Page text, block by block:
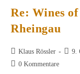
Re: Wines
Rheingau
Beitrags-
Autor:
Klaus Rössler 9.
Beitrags-
0 Kommentare